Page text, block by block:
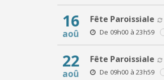
16
aoû
Fête Paroissiale
De 09h00 à 23h59
22
aoû
Fête Paroissiale
De 09h00 à 23h59